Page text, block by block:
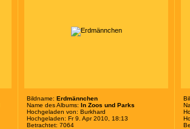
Bildname: Erdmännchen
Name des Albums: In Zoos und Parks
Hochgeladen von: Burkhard
Hochgeladen: Fr 9. Apr 2010, 18:13
Betrachtet: 7064